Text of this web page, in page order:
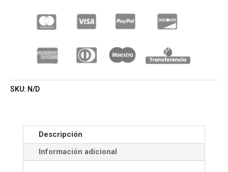
PARFUM
(GIANNI
(HOMBRE)
CANTIDAD
SKU: N/D
Descripción
Información adicional